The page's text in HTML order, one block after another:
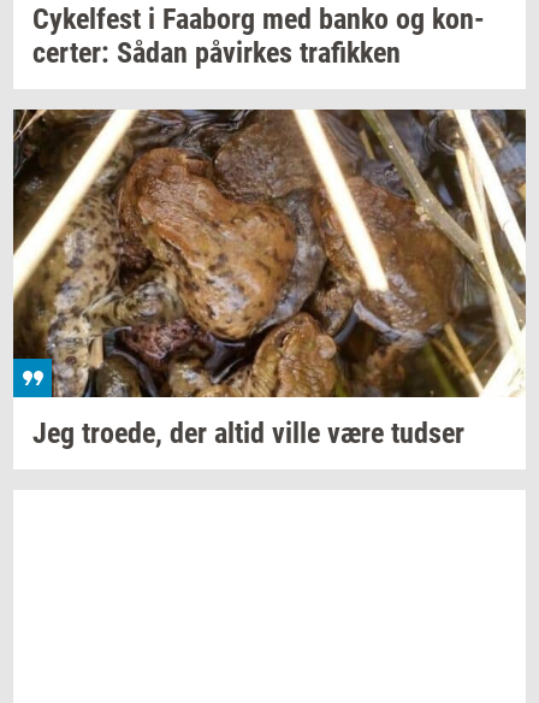
Cy­kel­fest i Faa­borg med banko og kon­
cer­ter: Sådan på­vir­kes tra­fik­ken
Jeg tro­e­de, der altid ville være tud­ser